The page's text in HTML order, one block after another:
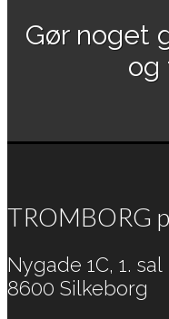
Gør noget
og
TROMBORG
Nygade 1C, 1. sal
8600 Silkeborg